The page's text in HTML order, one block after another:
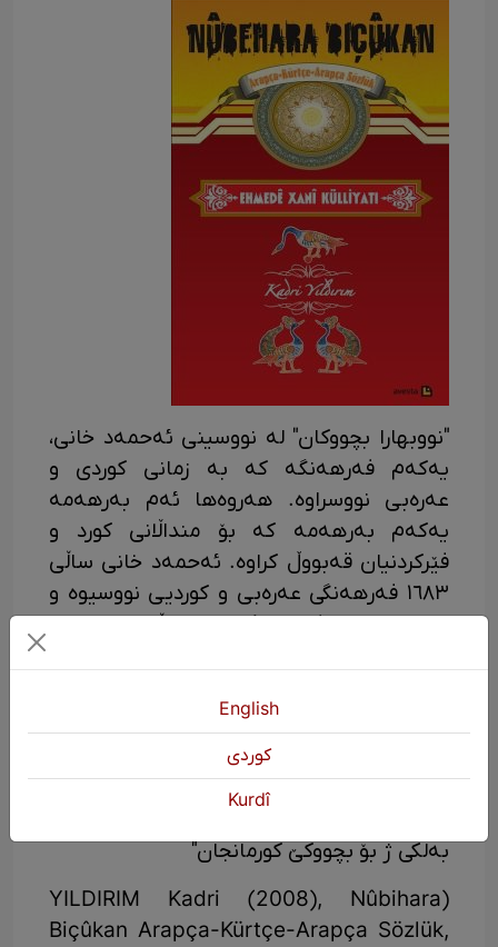
"نووبهارا بچووکان" لە نووسینی ئەحمەد خانی،
یەکەم فەرهەنگە کە بە زمانی کوردی و
عەرەبی نووسراوە. هەروەها ئەم بەرهەمە
یەکەم بەرهەمە کە بۆ منداڵانی کورد و
فێرکردنیان قەبووڵ کراوە. ئەحمەد خانی ساڵی
١٦٨٣ فەرهەنگی عەرەبی و کوردیی نووسیوە و
لە پێشەوەی فەرهەنگەکەدا دەڵێت کە ئەم
"ڤێک ئێخستن ئەهمەدێ خانی
ناڤێ نووبەهارا بچووکان دانی
بەلکی ژ بۆ بچووکێ کورمانجان"
(YILDIRIM Kadri (2008), Nûbihara
Biçûkan Arapça-Kürtçe-Arapça Sözlük,
English
كوردی
Kurdî